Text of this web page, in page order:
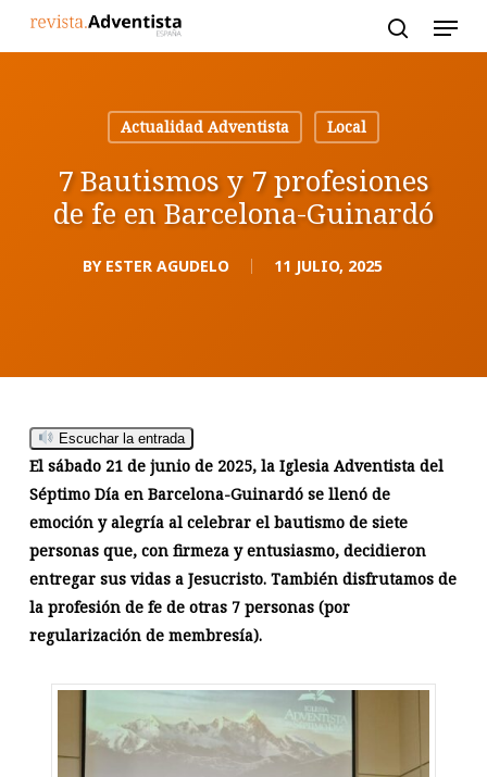
Actualidad Adventista
Local
7 Bautismos y 7 profesiones
de fe en Barcelona-Guinardó
BY ESTER AGUDELO 11 JULIO, 2025
Escuchar la entrada
El sábado 21 de junio de 2025, la Iglesia Adventista del
Séptimo Día en Barcelona-Guinardó se llenó de
emoción y alegría al celebrar el bautismo de siete
personas que, con firmeza y entusiasmo, decidieron
entregar sus vidas a Jesucristo. También disfrutamos de
la profesión de fe de otras 7 personas (por
regularización de membresía).